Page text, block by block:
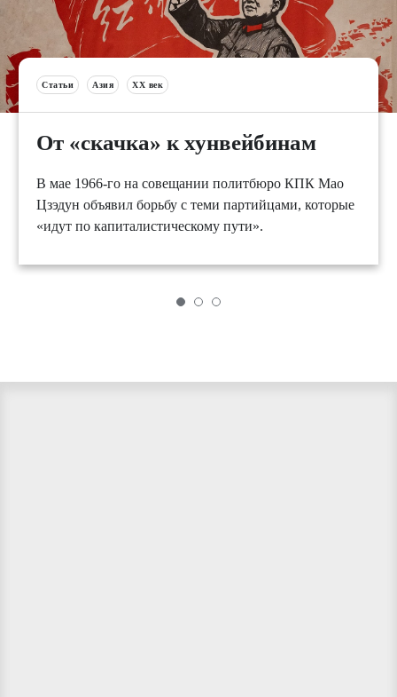
Статьи Азия XX век
От «скачка» к хунвейбинам
В мае 1966-го на совещании политбюро КПК Мао
Цзэдун объявил борьбу с теми партийцами, которые
«идут по капиталистическому пути».